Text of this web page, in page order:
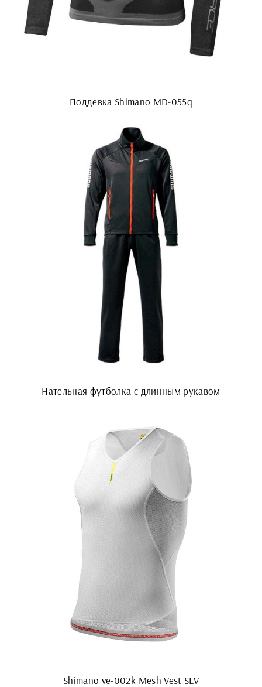
Поддевка Shimano MD-055q
Нательная футболка с длинным рукавом
Shimano ve-002k Mesh Vest SLV